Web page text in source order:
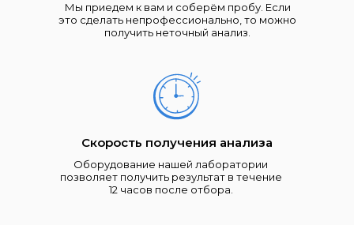
Мы приедем к вам и соберём пробу. Если
это сделать непрофессионально, то можно
получить неточный анализ.
Оборудование нашей лаборатории
позволяет получить результат в течение
12 часов после отбора.
Скорость получения анализа